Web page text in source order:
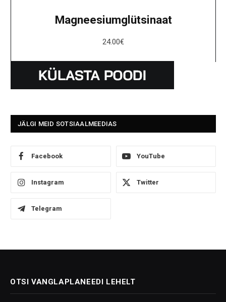
Magneesiumglütsinaat
24.00€
JÄLGI MEID SOTSIAALMEEDIAS
Facebook YouTube
Instagram Twitter
Telegram
OTSI VANGLAPLANEEDI LEHELT